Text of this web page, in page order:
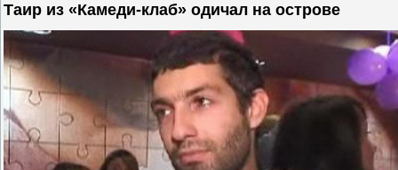
Таир из «Камеди-клаб» одичал на острове